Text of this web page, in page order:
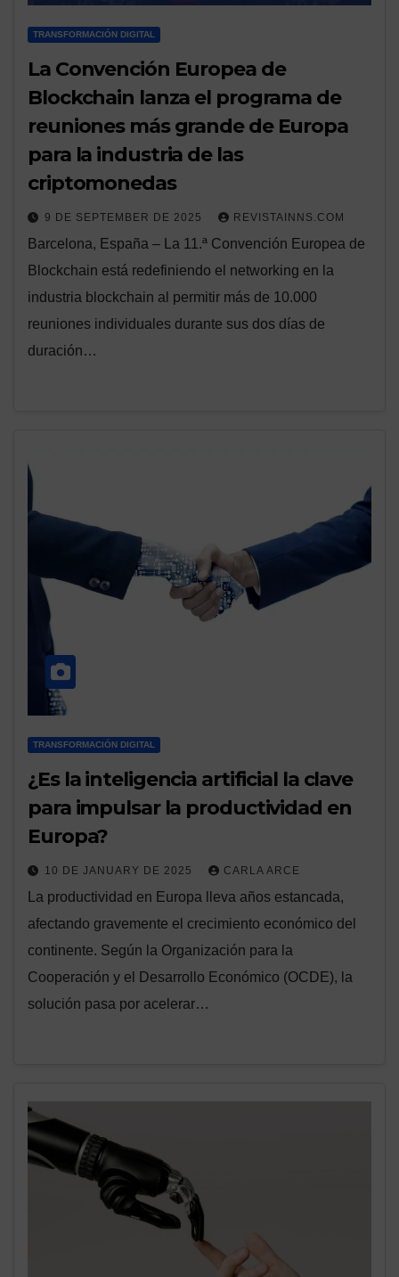
TRANSFORMACIÓN DIGITAL
La Convención Europea de
Blockchain lanza el programa de
reuniones más grande de Europa
para la industria de las
criptomonedas
9 DE SEPTEMBER DE 2025 REVISTAINNS.COM
Barcelona, ​​España – La 11.ª Convención Europea de
Blockchain está redefiniendo el networking en la
industria blockchain al permitir más de 10.000
reuniones individuales durante sus dos días de
duración…
TRANSFORMACIÓN DIGITAL
¿Es la inteligencia artificial la clave
para impulsar la productividad en
Europa?
10 DE JANUARY DE 2025 CARLA ARCE
La productividad en Europa lleva años estancada,
afectando gravemente el crecimiento económico del
continente. Según la Organización para la
Cooperación y el Desarrollo Económico (OCDE), la
solución pasa por acelerar…